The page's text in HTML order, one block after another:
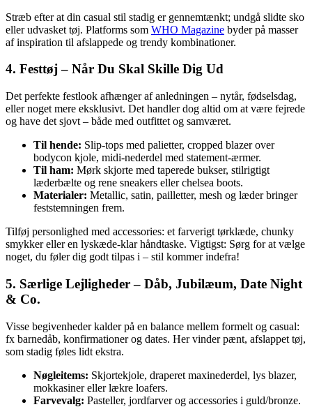
Stræb efter at din casual stil stadig er gennemtænkt; undgå slidte sko
eller udvasket tøj. Platforms som WHO Magazine byder på masser
af inspiration til afslappede og trendy kombinationer.
4. Festtøj – Når Du Skal Skille Dig Ud
Det perfekte festlook afhænger af anledningen – nytår, fødselsdag,
eller noget mere eksklusivt. Det handler dog altid om at være fejrede
og have det sjovt – både med outfittet og samværet.
Til hende: Slip-tops med palietter, cropped blazer over
bodycon kjole, midi-nederdel med statement-ærmer.
Til ham: Mørk skjorte med taperede bukser, stilrigtigt
læderbælte og rene sneakers eller chelsea boots.
Materialer: Metallic, satin, pailletter, mesh og læder bringer
feststemningen frem.
Tilføj personlighed med accessories: et farverigt tørklæde, chunky
smykker eller en lyskæde-klar håndtaske. Vigtigst: Sørg for at vælge
noget, du føler dig godt tilpas i – stil kommer indefra!
5. Særlige Lejligheder – Dåb, Jubilæum, Date Night
& Co.
Visse begivenheder kalder på en balance mellem formelt og casual:
fx barnedåb, konfirmationer og dates. Her vinder pænt, afslappet tøj,
som stadig føles lidt ekstra.
Nøgleitems: Skjortekjole, draperet maxinederdel, lys blazer,
mokkasiner eller lækre loafers.
Farvevalg: Pasteller, jordfarver og accessories i guld/bronze.